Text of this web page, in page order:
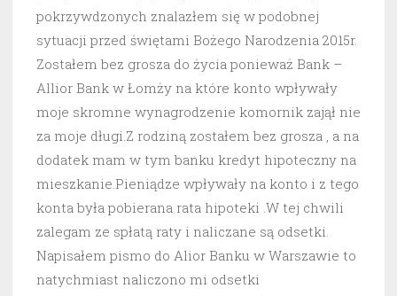
pokrzywdzonych znalazłem się w podobnej
sytuacji przed świętami Bożego Narodzenia 2015r.
Zostałem bez grosza do życia ponieważ Bank –
Allior Bank w Łomży na które konto wpływały
moje skromne wynagrodzenie komornik zajął nie
za moje długi.Z rodziną zostałem bez grosza , a na
dodatek mam w tym banku kredyt hipoteczny na
mieszkanie.Pieniądze wpływały na konto i z tego
konta była pobierana rata hipoteki .W tej chwili
zalegam ze spłatą raty i naliczane są odsetki.
Napisałem pismo do Alior Banku w Warszawie to
natychmiast naliczono mi odsetki